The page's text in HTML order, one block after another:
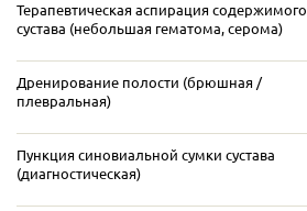
Терапевтическая аспирация содержимого
сустава (небольшая гематома, серома)
Дренирование полости (брюшная /
плевральная)
Пункция синовиальной сумки сустава
(диагностическая)